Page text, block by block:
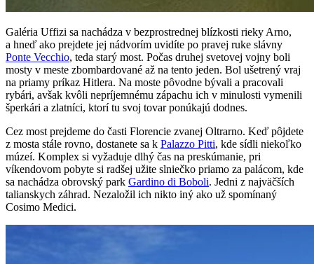
Galéria Uffizi sa nachádza v bezprostrednej blízkosti rieky Arno,
a hneď ako prejdete jej nádvorím uvidíte po pravej ruke slávny
Ponte Vecchio, teda starý most. Počas druhej svetovej vojny boli
mosty v meste zbombardované až na tento jeden. Bol ušetrený vraj
na priamy príkaz Hitlera. Na moste pôvodne bývali a pracovali
rybári, avšak kvôli nepríjemnému zápachu ich v minulosti vymenili
šperkári a zlatníci, ktorí tu svoj tovar ponúkajú dodnes.
Cez most prejdeme do časti Florencie zvanej Oltrarno. Keď pôjdete
z mosta stále rovno, dostanete sa k Palazzo Pitti, kde sídli niekoľko
múzeí. Komplex si vyžaduje dlhý čas na preskúmanie, pri
víkendovom pobyte si radšej užite slniečko priamo za palácom, kde
sa nachádza obrovský park Gardino di Boboli. Jedni z najväčších
talianskych záhrad. Nezaložil ich nikto iný ako už spomínaný
Cosimo Medici.